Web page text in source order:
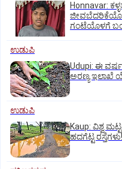
Honnavar:
ಗಂಟೆಯೊಳಗೆ
ಉಡುಪಿ
Udupi: ಈ ವರ್ಷ
ಅರಣ್ಯ ಇಲಾಖೆ
ಉಡುಪಿ
Kaup: ವಿಶ್ವ
ಹದಗೆಟ್ಟ ರಸ್ತೆಗಳು!